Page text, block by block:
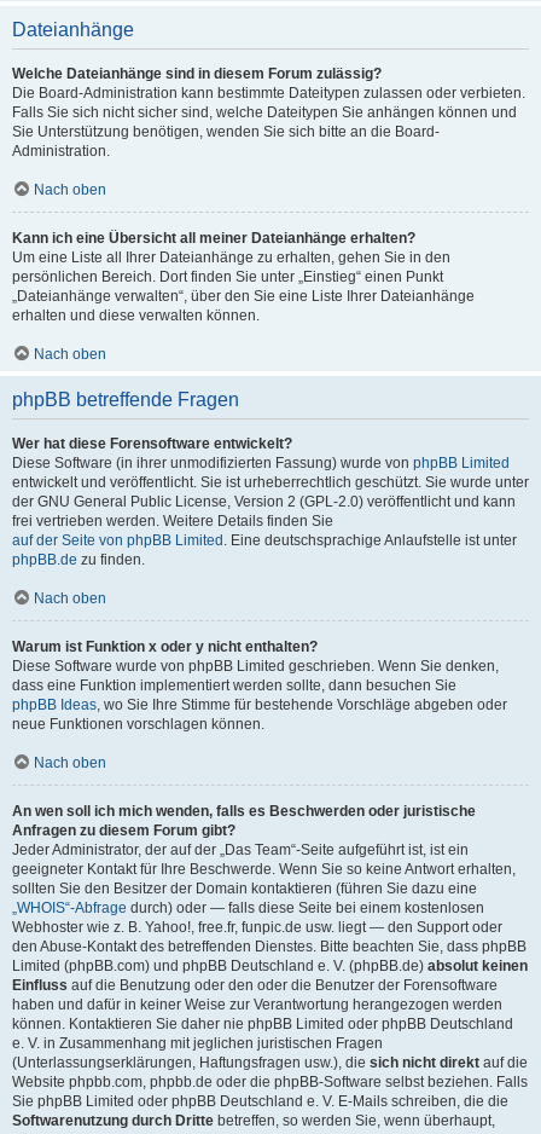
Dateianhänge
Welche Dateianhänge sind in diesem Forum zulässig?
Die Board-Administration kann bestimmte Dateitypen zulassen oder verbieten.
Falls Sie sich nicht sicher sind, welche Dateitypen Sie anhängen können und
Sie Unterstützung benötigen, wenden Sie sich bitte an die Board-
Administration.
Nach oben
Kann ich eine Übersicht all meiner Dateianhänge erhalten?
Um eine Liste all Ihrer Dateianhänge zu erhalten, gehen Sie in den
persönlichen Bereich. Dort finden Sie unter „Einstieg“ einen Punkt
„Dateianhänge verwalten“, über den Sie eine Liste Ihrer Dateianhänge
erhalten und diese verwalten können.
Nach oben
phpBB betreffende Fragen
Wer hat diese Forensoftware entwickelt?
Diese Software (in ihrer unmodifizierten Fassung) wurde von phpBB Limited
entwickelt und veröffentlicht. Sie ist urheberrechtlich geschützt. Sie wurde unter
der GNU General Public License, Version 2 (GPL-2.0) veröffentlicht und kann
frei vertrieben werden. Weitere Details finden Sie
auf der Seite von phpBB Limited . Eine deutschsprachige Anlaufstelle ist unter
phpBB.de zu finden.
Nach oben
Warum ist Funktion x oder y nicht enthalten?
Diese Software wurde von phpBB Limited geschrieben. Wenn Sie denken,
dass eine Funktion implementiert werden sollte, dann besuchen Sie
phpBB Ideas, wo Sie Ihre Stimme für bestehende Vorschläge abgeben oder
neue Funktionen vorschlagen können.
Nach oben
An wen soll ich mich wenden, falls es Beschwerden oder juristische
Anfragen zu diesem Forum gibt?
Jeder Administrator, der auf der „Das Team“-Seite aufgeführt ist, ist ein
geeigneter Kontakt für Ihre Beschwerde. Wenn Sie so keine Antwort erhalten,
sollten Sie den Besitzer der Domain kontaktieren (führen Sie dazu eine
„WHOIS“-Abfrage durch) oder — falls diese Seite bei einem kostenlosen
Webhoster wie z. B. Yahoo!, free.fr, funpic.de usw. liegt — den Support oder
den Abuse-Kontakt des betreffenden Dienstes. Bitte beachten Sie, dass phpBB
Limited (phpBB.com) und phpBB Deutschland e. V. (phpBB.de) absolut keinen
Einfluss auf die Benutzung oder den oder die Benutzer der Forensoftware
haben und dafür in keiner Weise zur Verantwortung herangezogen werden
können. Kontaktieren Sie daher nie phpBB Limited oder phpBB Deutschland
e. V. in Zusammenhang mit jeglichen juristischen Fragen
(Unterlassungserklärungen, Haftungsfragen usw.), die sich nicht direkt auf die
Website phpbb.com, phpbb.de oder die phpBB-Software selbst beziehen. Falls
Sie phpBB Limited oder phpBB Deutschland e. V. E-Mails schreiben, die die
Softwarenutzung durch Dritte betreffen, so werden Sie, wenn überhaupt,